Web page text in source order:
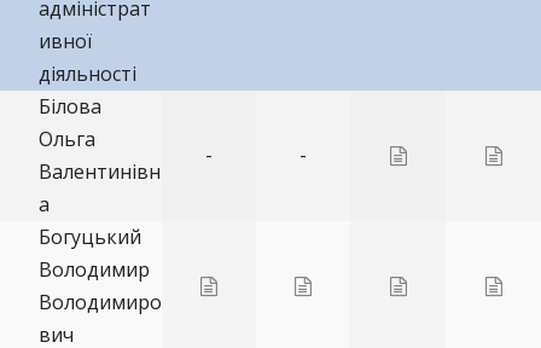
адміністрат
ивної
діяльності
Білова
Ольга
Валентинівн
а
- -
Богуцький
Володимир
Володимиро
вич